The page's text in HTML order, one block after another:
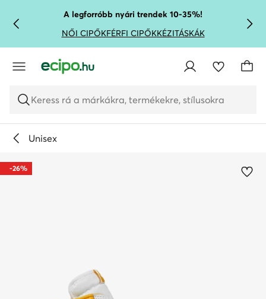
UGRÁS A FŐ TARTALOMRA
UGRÁS A KERESÉSHEZA legforróbb nyári trendek 10-35%!
NŐI CIPŐKFÉRFI CIPŐKKÉZITÁSKÁK
Keress rá a márkákra, termékekre, stílusokra
Unisex
-26%